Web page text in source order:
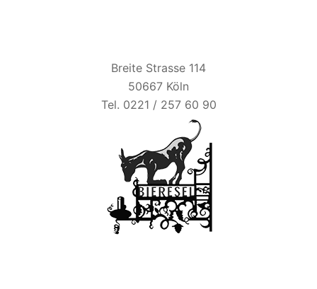
Breite Strasse 114
50667 Köln
Tel. 0221 / 257 60 90